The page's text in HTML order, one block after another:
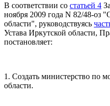
В соответствии со статьей 4
ноября 2009 года N 82/48-оз
области", руководствуясь
Устава Иркутской области,
постановляет:
1. Создать министерство по
области.